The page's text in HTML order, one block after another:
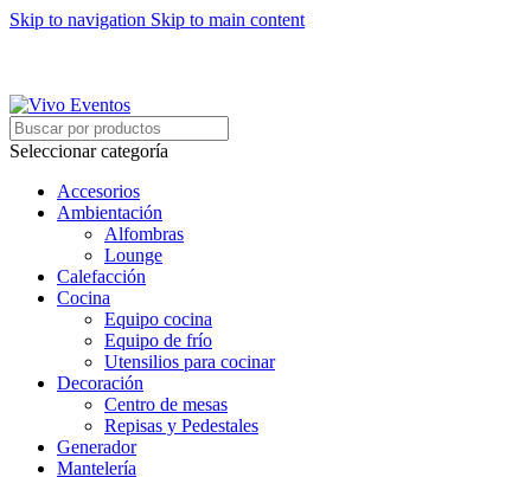
Skip to navigation Skip to main content
Seleccionar categoría
Accesorios
Ambientación
Alfombras
Lounge
Calefacción
Cocina
Equipo cocina
Equipo de frío
Utensilios para cocinar
Decoración
Centro de mesas
Repisas y Pedestales
Generador
Mantelería